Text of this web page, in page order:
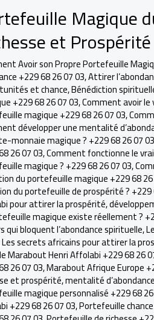
Magique
et
Avoir son Propre Portefeuille
+229 68 26 07 03,Attirer
et chance,Bénédiction
+229 68 26 07 03,Comment avoir
magique +229 68 26 07 03,
développer une mentalité
monnaie magique ? +229 68 26 07 03
26 07 03,Comment fonctionne le
magique ? +229 68 26 07 03,
du portefeuille magique +229 68
du portefeuille de prospérité ? +229
pour attirer la prospérité,
magique existe réellement ?
qui bloquent l’abondance spirituelle,
Les secrets africains pour attirer la
Marabout Henri Affolabi +229 68 26
26 07 03,Marabout Afrique Europe
et prospérité,mentalité d’abondance
magique personnalisé +229 68
+229 68 26 07 03,Portefeuille